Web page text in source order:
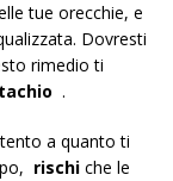
tue orecchie, e
Dovresti
rimedio ti
.
a quanto ti
rischi che le